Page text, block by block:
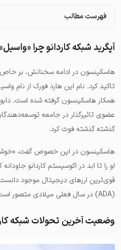
فهرست مطالب
آپگرید شبکه کاردانو چرا
هاسکینسون در ادامه سخنانش، بر خاص
همکار هاسکینسون گرفته شده است.
عضوی تاثیرگذار در جامعه
گذشته گذشته فوت کرد.
هاسکینسون در این خصوص گفت،
او را تا ابد در اکوسیستم کاردانو
قوی‌ترین ارزهای دیجیتال موجود دانست
(ADA) در سال فعلی میلادی متصور است.
وضعیت آخرین تحولات شبکه